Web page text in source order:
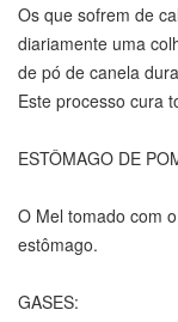
Os que sofrem de
diariamente uma
de pó de canela
Este processo cura
ESTÔMAGO DE
O Mel tomado com
estômago.
GASES: